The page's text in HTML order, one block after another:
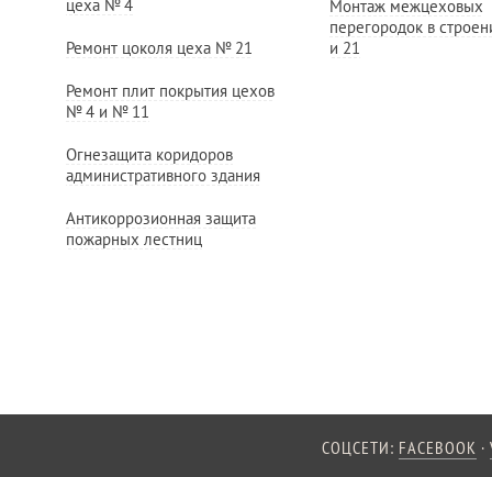
цеха № 4
Ремонт цоколя цеха № 21
Ремонт плит покрытия цехов
№ 4 и № 11
Огнезащита коридоров
административного здания
Антикоррозионная защита
пожарных лестниц
Монтаж межцеховых
перегородок в
и 21
СОЦСЕТИ: FACEBOOK ·